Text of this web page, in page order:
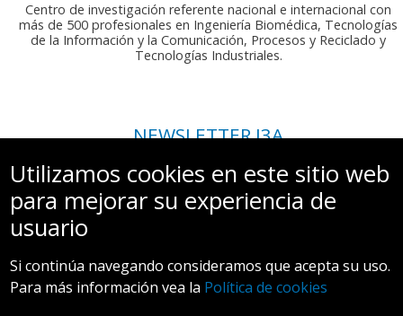
Centro de investigación referente nacional e internacional con
más de 500 profesionales en Ingeniería Biomédica, Tecnologías
de la Información y la Comunicación, Procesos y Reciclado y
Tecnologías Industriales.
NEWSLETTER I3A
Si deseas recibir nuestro boletín mensual, envíanos un correo a:
comunicacion.i3a@unizar.es
Utilizamos cookies en este sitio web
para mejorar su experiencia de
usuario
Si continúa navegando consideramos que acepta su uso.
Para más información vea la Política de cookies